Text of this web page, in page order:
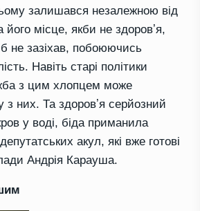
залишався незалежною від
його місце, якби не здоровʼя,
не зазіхав, побоюючись
Навіть старі політики
з цим хлопцем може
з них. Та здоровʼя серйозний
у воді, біда приманила
акул, які вже готові
Андрія Карауша.